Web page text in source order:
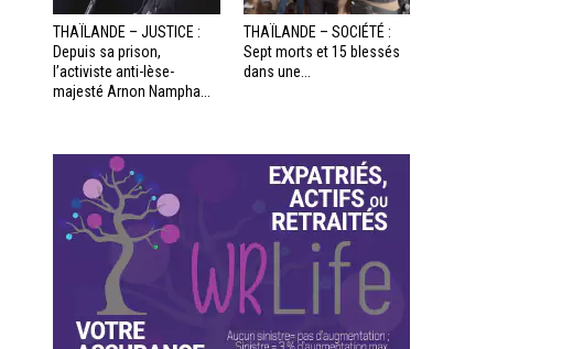
THAÏLANDE – JUSTICE :
Depuis sa prison,
l’activiste anti-lèse-
majesté Arnon Nampha...
THAÏLANDE – SOCIÉTÉ :
Sept morts et 15 blessés
dans une...